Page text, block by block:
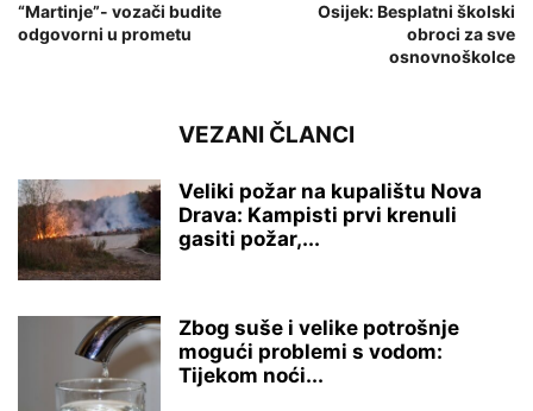
“Martinje”- vozači budite
odgovorni u prometu
Osijek: Besplatni školski
obroci za sve
osnovnoškolce
VEZANI ČLANCI
Veliki požar na kupalištu Nova
Drava: Kampisti prvi krenuli
gasiti požar,...
Zbog suše i velike potrošnje
mogući problemi s vodom:
Tijekom noći...